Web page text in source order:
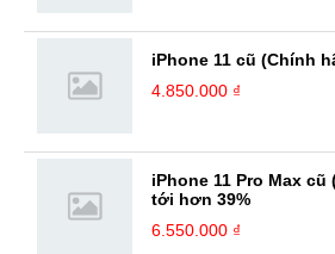
iPhone 11 cũ (Chính
4.850.000 ₫
iPhone 11 Pro Max
tới hơn 39%
6.550.000 ₫